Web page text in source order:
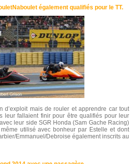
également qualifiés pour le TT.
d’exploit mais de rouler et apprendre car tout
leur fallaient finir pour être qualifiés pour leur
leur side SGR Honda (Sam Gache Racing)
utilisé avec bonheur par Estelle et dont
Emmanuel/Debroise également inscrits au